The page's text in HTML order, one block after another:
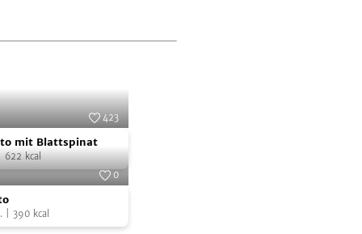
SevenCooks
423
mit Blattspinat
622kcal
0
390kcal